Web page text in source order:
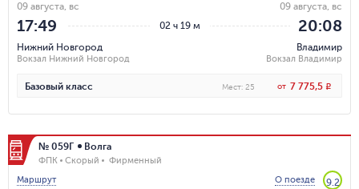
02 ч 19 м
09 августа, вс
17:49
Нижний Новгород
Вокзал Нижний Новгород
09 августа, вс
20:08
Владимир
Вокзал Владимир
Базовый класс Мест: 25 от 7 775,5 R
№ 059Г Волга
ФПК Скорый
Фирменный
Маршрут
О поезде 9.2